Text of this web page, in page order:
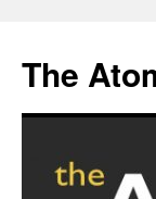
content
The